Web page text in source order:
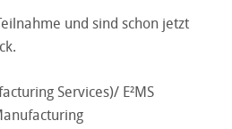
und sind schon jetzt
Services)/ E²MS